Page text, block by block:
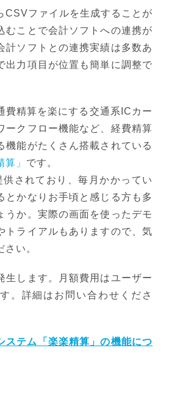
CSVファイルを生成することが
むことで会計ソフトへの連携が
計ソフトとの連携実績は多数あ
出力項目が位置も簡単に調整で
費精算を楽にする交通系ICカー
ークフロー機能など、経費精算
機能がたくさん搭載されている
算」 です。
されており、毎月かかってい
とかなりお手頃と感じる方も多
うか。実際の画面を使ったデモ
トライアルもありますので、気
い。
します。月額費用はユーザー
。詳細はお問い合わせくださ
ステム「楽楽精算」の機能につ